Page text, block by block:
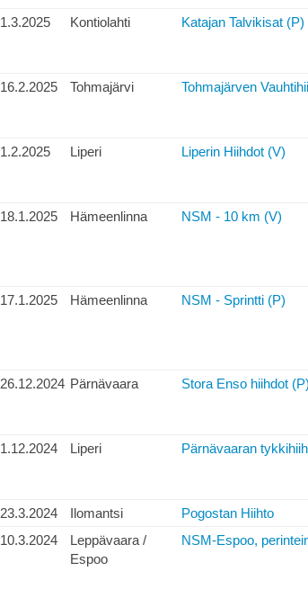
1.3.2025 Kontiolahti Katajan Talvikisat (P)
16.2.2025 Tohmajärvi Tohmajärven
1.2.2025 Liperi Liperin Hiihdot (V)
18.1.2025 Hämeenlinna NSM - 10 km (V)
17.1.2025 Hämeenlinna NSM - Sprintti (P)
26.12.2024 Pärnävaara Stora Enso hiihdot (P)
1.12.2024 Liperi Pärnävaaran
23.3.2024 Ilomantsi Pogostan Hiihto
10.3.2024
Leppävaara /
Espoo
NSM-Espoo,